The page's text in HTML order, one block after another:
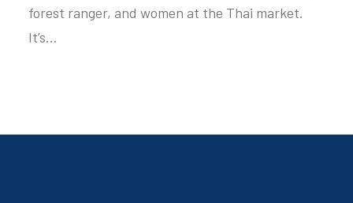
forest ranger, and women at the Thai market.
It’s…